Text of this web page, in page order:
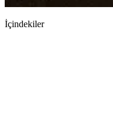
İçindekiler